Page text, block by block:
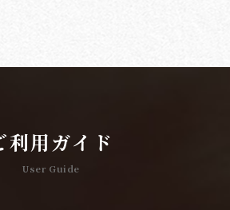
利用ガイド
User Guide